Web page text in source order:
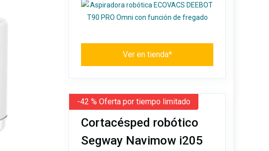
Ver en tienda*
-42 % Oferta por tiempo limitado
Cortacésped robótico
Segway Navimow i205